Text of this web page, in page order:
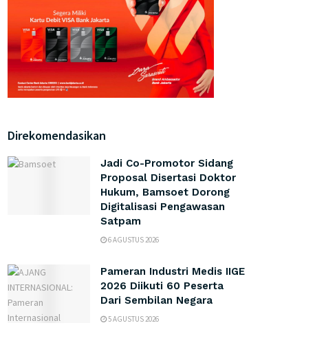
Direkomendasikan
Jadi Co-Promotor Sidang
Proposal Disertasi Doktor
Hukum, Bamsoet Dorong
Digitalisasi Pengawasan
Satpam
6 AGUSTUS 2026
Pameran Industri Medis IIGE
2026 Diikuti 60 Peserta
Dari Sembilan Negara
5 AGUSTUS 2026